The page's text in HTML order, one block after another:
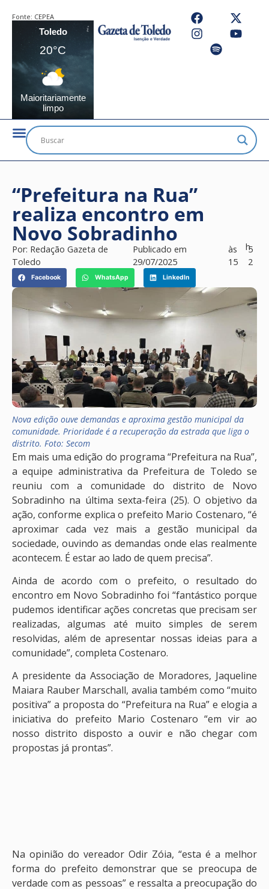
Fonte: CEPEA
Toledo
20°C
Maioritariamente
limpo
“Prefeitura na Rua”
realiza encontro em
Novo Sobradinho
Por: Redação Gazeta de
Toledo
Publicado em
29/07/2025
às
15
h5
2
Facebook WhatsApp LinkedIn
Nova edição ouve demandas e aproxima gestão municipal da
comunidade. Prioridade é a recuperação da estrada que liga o
distrito. Foto: Secom
Em mais uma edição do programa “Prefeitura na Rua”,
a equipe administrativa da Prefeitura de Toledo se
reuniu com a comunidade do distrito de Novo
Sobradinho na última sexta-feira (25). O objetivo da
ação, conforme explica o prefeito Mario Costenaro, “é
aproximar cada vez mais a gestão municipal da
sociedade, ouvindo as demandas onde elas realmente
acontecem. É estar ao lado de quem precisa”.
Ainda de acordo com o prefeito, o resultado do
encontro em Novo Sobradinho foi “fantástico porque
pudemos identificar ações concretas que precisam ser
realizadas, algumas até muito simples de serem
resolvidas, além de apresentar nossas ideias para a
comunidade”, completa Costenaro.
A presidente da Associação de Moradores, Jaqueline
Maiara Rauber Marschall, avalia também como “muito
positiva” a proposta do “Prefeitura na Rua” e elogia a
iniciativa do prefeito Mario Costenaro “em vir ao
nosso distrito disposto a ouvir e não chegar com
propostas já prontas”.
Na opinião do vereador Odir Zóia, “esta é a melhor
forma do prefeito demonstrar que se preocupa de
verdade com as pessoas” e ressalta a preocupação do